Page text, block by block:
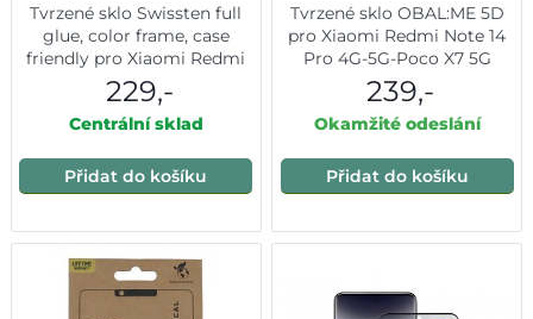
Tvrzené sklo Swissten full
glue, color frame, case
friendly pro Xiaomi Redmi
Note 14 Pro 5G černé
229,-
Centrální sklad
Přidat do košíku
Tvrzené sklo OBAL:ME 5D
pro Xiaomi Redmi Note 14
Pro 4G-5G-Poco X7 5G
Black
239,-
Okamžité odeslání
Přidat do košíku